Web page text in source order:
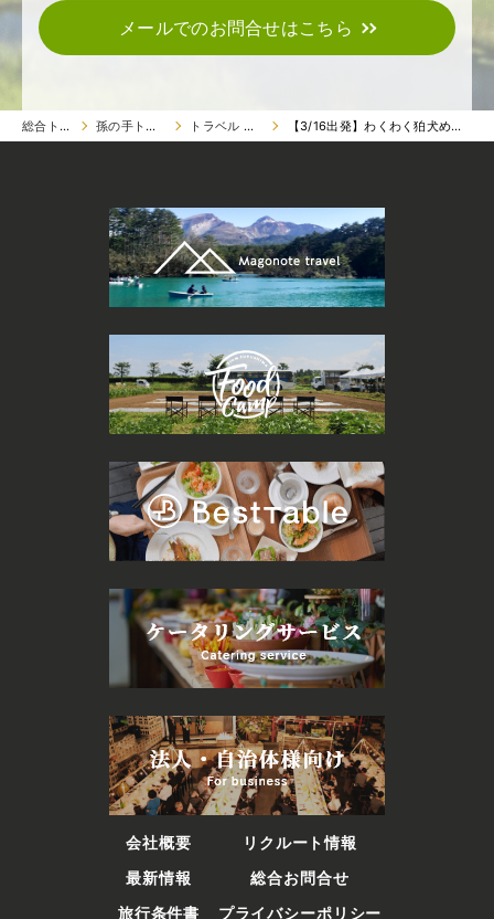
メールでのお問合せはこちら
総合トップ 孫の手トラベル トラベル ツアー 【3/16出発】わくわく狛犬めぐり初級編
会社概要
リクルート情報
最新情報
総合お問合せ
旅行条件書
プライバシーポリシー